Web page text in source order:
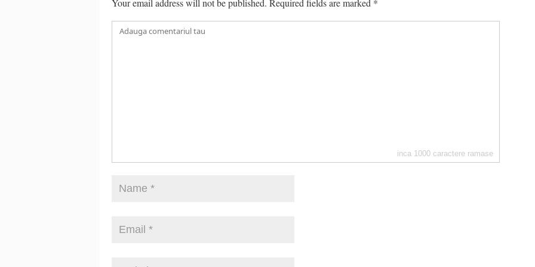
Your email address will not be published. Required fields are marked *
inca 1000 caractere ramase